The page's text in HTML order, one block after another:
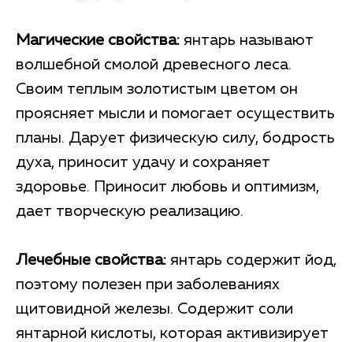
Магические свойства: янтарь называют
волшебной смолой древесного леса.
Своим теплым золотистым цветом он
проясняет мысли и помогает осуществить
планы. Дарует физическую силу, бодрость
духа, приносит удачу и сохраняет
здоровье. Приносит любовь и оптимизм,
дает творческую реализацию.
Лечебные свойства: янтарь содержит йод,
поэтому полезен при заболеваниях
щитовидной железы. Содержит соли
янтарной кислоты, которая активизирует